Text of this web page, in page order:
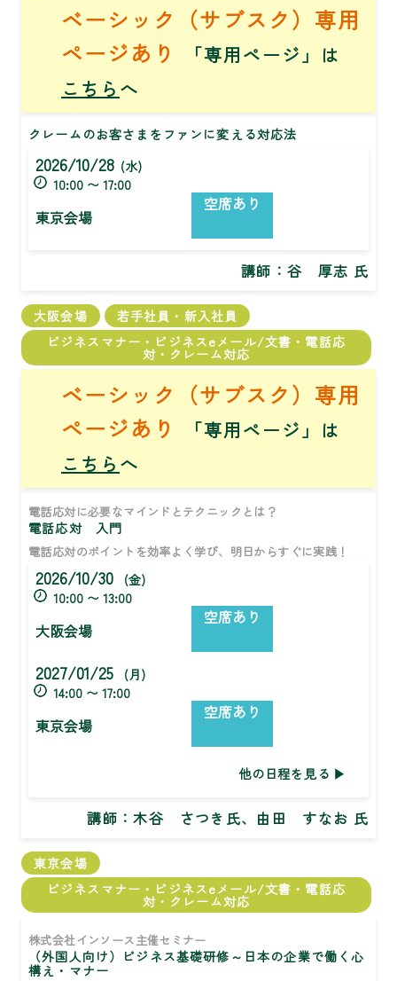
ベーシック（サブスク）専用
ページあり
「専用ページ」は
こちら へ
クレームのお客さまをファンに変える対応法
2026/10/28 (水)
10:00 〜 17:00
東京会場
空席あり
講師： 谷 厚志 氏
大阪会場
若手社員・新入社員
ビジネスマナー・ビジネスeメール/文書・電話応
対・クレーム対応
ベーシック（サブスク）専用
ページあり
「専用ページ」は
こちら へ
電話応対に必要なマインドとテクニックとは？
電話応対 入門
電話応対のポイントを効率よく学び、明日からすぐに実践！
2026/10/30
(金)
10:00 〜 13:00
大阪会場
空席あり
2027/01/25
(月)
14:00 〜 17:00
東京会場
空席あり
他の日程を見る
講師：木谷 さつき氏、由田 すなお 氏
東京会場
ビジネスマナー・ビジネスeメール/文書・電話応
対・クレーム対応
株式会社インソース主催セミナー
（外国人向け）ビジネス基礎研修～日本の企業で働く心
構え・マナー